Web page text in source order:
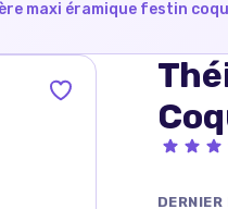
maxi éramique festin